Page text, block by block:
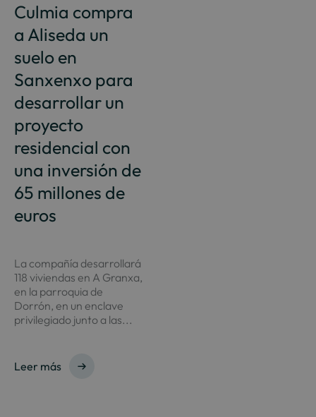
Culmia compra
a Aliseda un
suelo en
Sanxenxo para
desarrollar un
proyecto
residencial con
una inversión de
65 millones de
euros
La compañía desarrollará
118 viviendas en A Granxa,
en la parroquia de
Dorrón, en un enclave
privilegiado junto a las...
Leer más